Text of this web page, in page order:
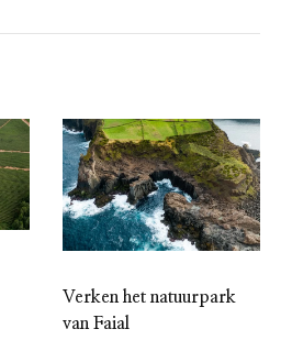
Verken het natuurpark
van Faial